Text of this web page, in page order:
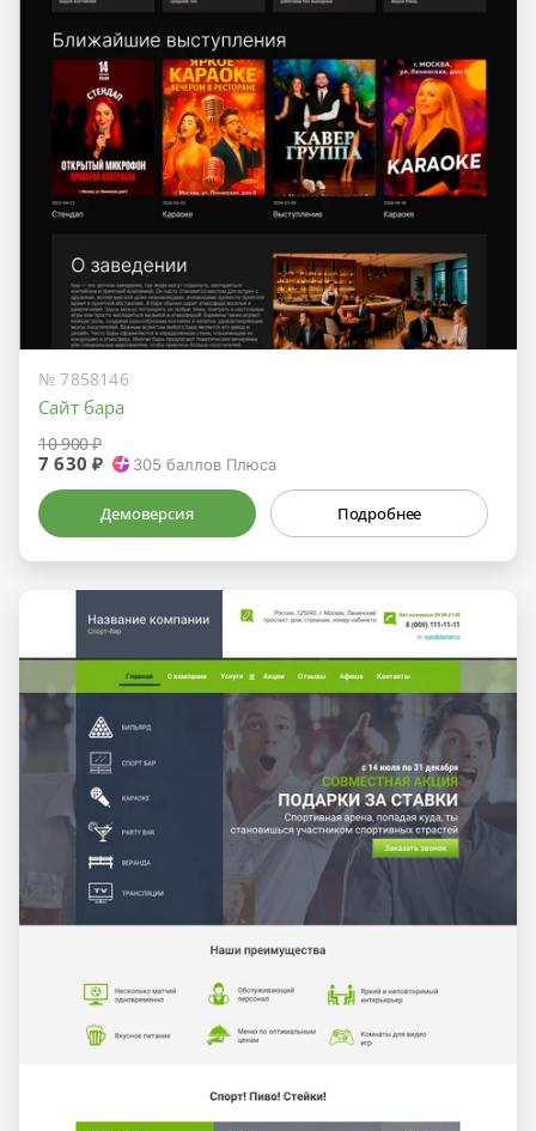
№ 7858146
Сайт бара
10 900 ₽
7 630 ₽ 305 баллов Плюса
Демоверсия Подробнее